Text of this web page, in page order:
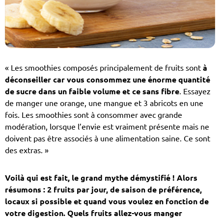
« Les smoothies composés principalement de fruits sont à
déconseiller car vous consommez une énorme quantité
de sucre dans un faible volume et ce sans fibre. Essayez
de manger une orange, une mangue et 3 abricots en une
fois. Les smoothies sont à consommer avec grande
modération, lorsque l’envie est vraiment présente mais ne
doivent pas être associés à une alimentation saine. Ce sont
des extras. »
Voilà qui est fait, le grand mythe démystifié ! Alors
résumons : 2 fruits par jour, de saison de préférence,
locaux si possible et quand vous voulez en fonction de
votre digestion. Quels fruits allez-vous manger